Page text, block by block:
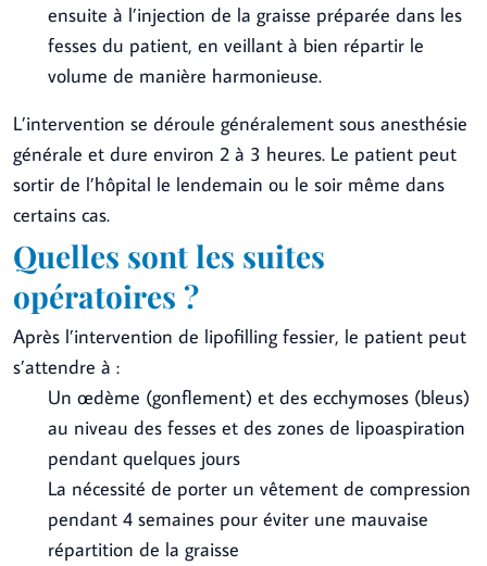
ensuite à l’injection de la graisse préparée dans les
fesses du patient, en veillant à bien répartir le
volume de manière harmonieuse.
L’intervention se déroule généralement sous anesthésie
générale et dure environ 2 à 3 heures. Le patient peut
sortir de l’hôpital le lendemain ou le soir même dans
certains cas.
Quelles sont les suites
opératoires ?
Après l’intervention de lipofilling fessier, le patient peut
s’attendre à :
Un œdème (gonflement) et des ecchymoses (bleus)
au niveau des fesses et des zones de lipoaspiration
pendant quelques jours
La nécessité de porter un vêtement de compression
pendant 4 semaines pour éviter une mauvaise
répartition de la graisse